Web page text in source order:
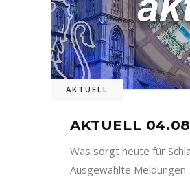
AKTUELL
AKTUELL
Was sorgt heute für
Ausgewählte Meldungen